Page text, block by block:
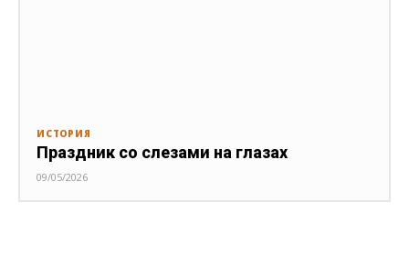
ИСТОРИЯ
Праздник со слезами на глазах
09/05/2026